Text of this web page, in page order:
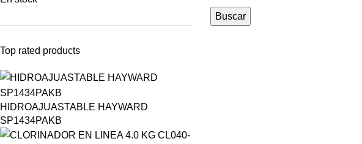
Top rated products
HIDROAJUASTABLE HAYWARD
SP1434PAKB
Buscar